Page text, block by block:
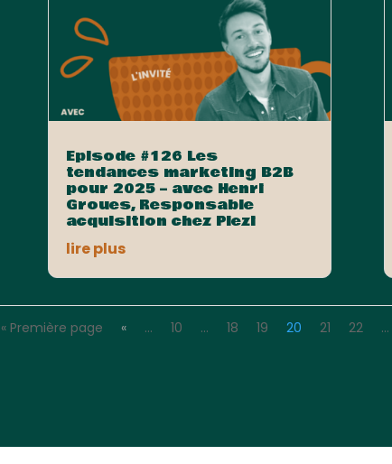
Episode #126 Les
tendances marketing B2B
pour 2025 – avec Henri
Groues, Responsable
acquisition chez Plezi
lire plus
« Première page « … 10 … 18 19 20 21 22 …